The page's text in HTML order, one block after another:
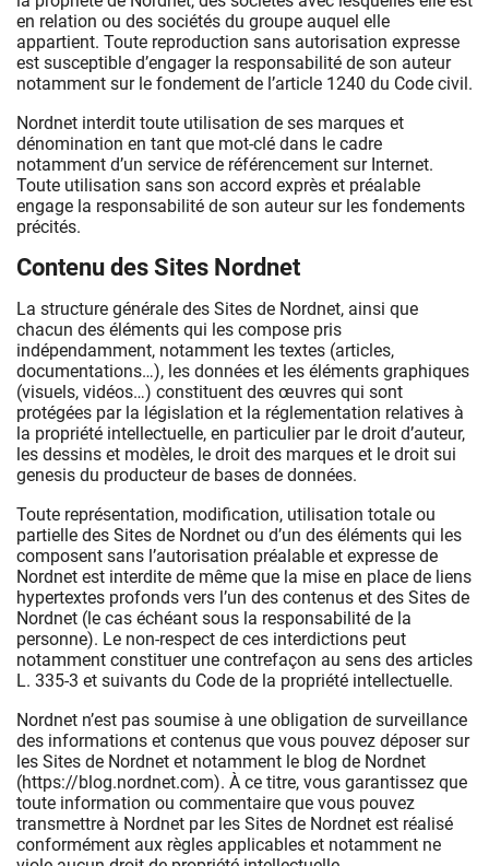
en relation ou des sociétés du groupe auquel elle
appartient. Toute reproduction sans autorisation expresse
est susceptible d’engager la responsabilité de son auteur
notamment sur le fondement de l’article 1240 du Code civil.
Nordnet interdit toute utilisation de ses marques et
dénomination en tant que mot-clé dans le cadre
notamment d’un service de référencement sur Internet.
Toute utilisation sans son accord exprès et préalable
engage la responsabilité de son auteur sur les fondements
précités.
Contenu des Sites Nordnet
La structure générale des Sites de Nordnet, ainsi que
chacun des éléments qui les compose pris
indépendamment, notamment les textes (articles,
documentations…), les données et les éléments graphiques
(visuels, vidéos…) constituent des œuvres qui sont
protégées par la législation et la réglementation relatives à
la propriété intellectuelle, en particulier par le droit d’auteur,
les dessins et modèles, le droit des marques et le droit sui
genesis du producteur de bases de données.
Toute représentation, modification, utilisation totale ou
partielle des Sites de Nordnet ou d’un des éléments qui les
composent sans l’autorisation préalable et expresse de
Nordnet est interdite de même que la mise en place de liens
hypertextes profonds vers l’un des contenus et des Sites de
Nordnet (le cas échéant sous la responsabilité de la
personne). Le non-respect de ces interdictions peut
notamment constituer une contrefaçon au sens des articles
L. 335-3 et suivants du Code de la propriété intellectuelle.
Nordnet n’est pas soumise à une obligation de surveillance
des informations et contenus que vous pouvez déposer sur
les Sites de Nordnet et notamment le blog de Nordnet
(https://blog.nordnet.com). À ce titre, vous garantissez que
toute information ou commentaire que vous pouvez
transmettre à Nordnet par les Sites de Nordnet est réalisé
conformément aux règles applicables et notamment ne